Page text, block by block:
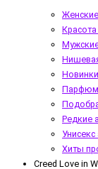
Редкие
Хиты
Creed Love in